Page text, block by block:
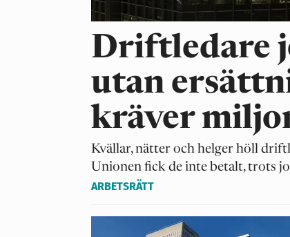
Driftledare
utan
kräver
Kvällar, nätter och helger höll
Unionen fick de inte betalt, trots
ARBETSRÄTT